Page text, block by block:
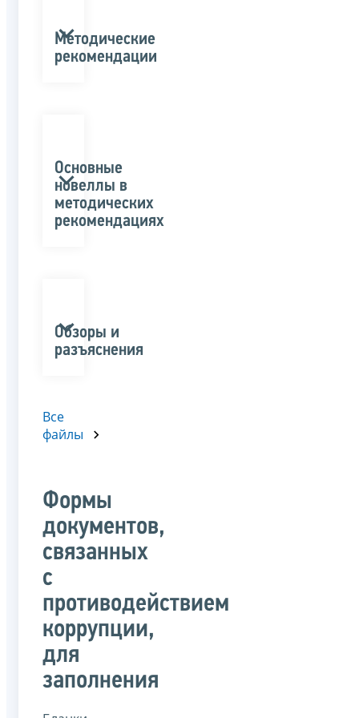
Методические
рекомендации
Основные
новеллы в
методических
рекомендациях
Обзоры и
разъяснения
Все
файлы
Формы
документов,
связанных
с
противодействием
коррупции,
для
заполнения